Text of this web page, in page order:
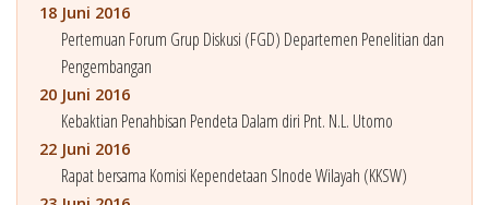
18 Juni 2016
Pertemuan Forum Grup Diskusi (FGD) Departemen Penelitian dan
Pengembangan
20 Juni 2016
Kebaktian Penahbisan Pendeta Dalam diri Pnt. N.L. Utomo
22 Juni 2016
Rapat bersama Komisi Kependetaan SInode Wilayah (KKSW)